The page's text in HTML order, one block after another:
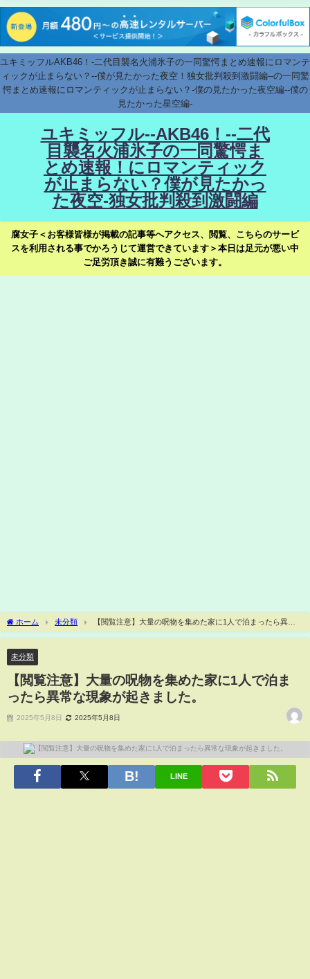
ユキミッフルAKB46！-二代目襲名火浦氷子の一同驚愕まとめ速報にロマンテ
ィックが止まらない？--僕が見たかった夜空！独女批判殺到激闘編--の一同驚
愕まとめ速報にロマンティックが止まらない？-僕の見たかった夜空編--僕の
見たかった星空編-
ユキミッフル--AKB46！--二代
目襲名火浦氷子の一同驚愕ま
とめ速報！にロマンティック
が止まらない？僕が見たかっ
た夜空-独女批判殺到激闘編
腐女子＜お客様皆様が掲載の記事等へアクセス、閲覧、こちらのサービ
スを利用される事でかろうじて運営できています＞本日は足元が悪い中
ご足労頂き誠に有難うございます。
ホーム 未分類
【閲覧注意】大量の呪物を集めた家に1人で泊まったら異常
な現象が起きました。
未分類
【閲覧注意】大量の呪物を集めた家に1人で泊ま
ったら異常な現象が起きました。
2025年5月8日 2025年5月8日
LINE